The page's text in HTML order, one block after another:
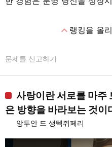
expand_less랭킹을 올
문제를 신고하기
사랑이란 서로를 마주
은 방향을 바라보는 것이
앙투안 드 생텍쥐페리